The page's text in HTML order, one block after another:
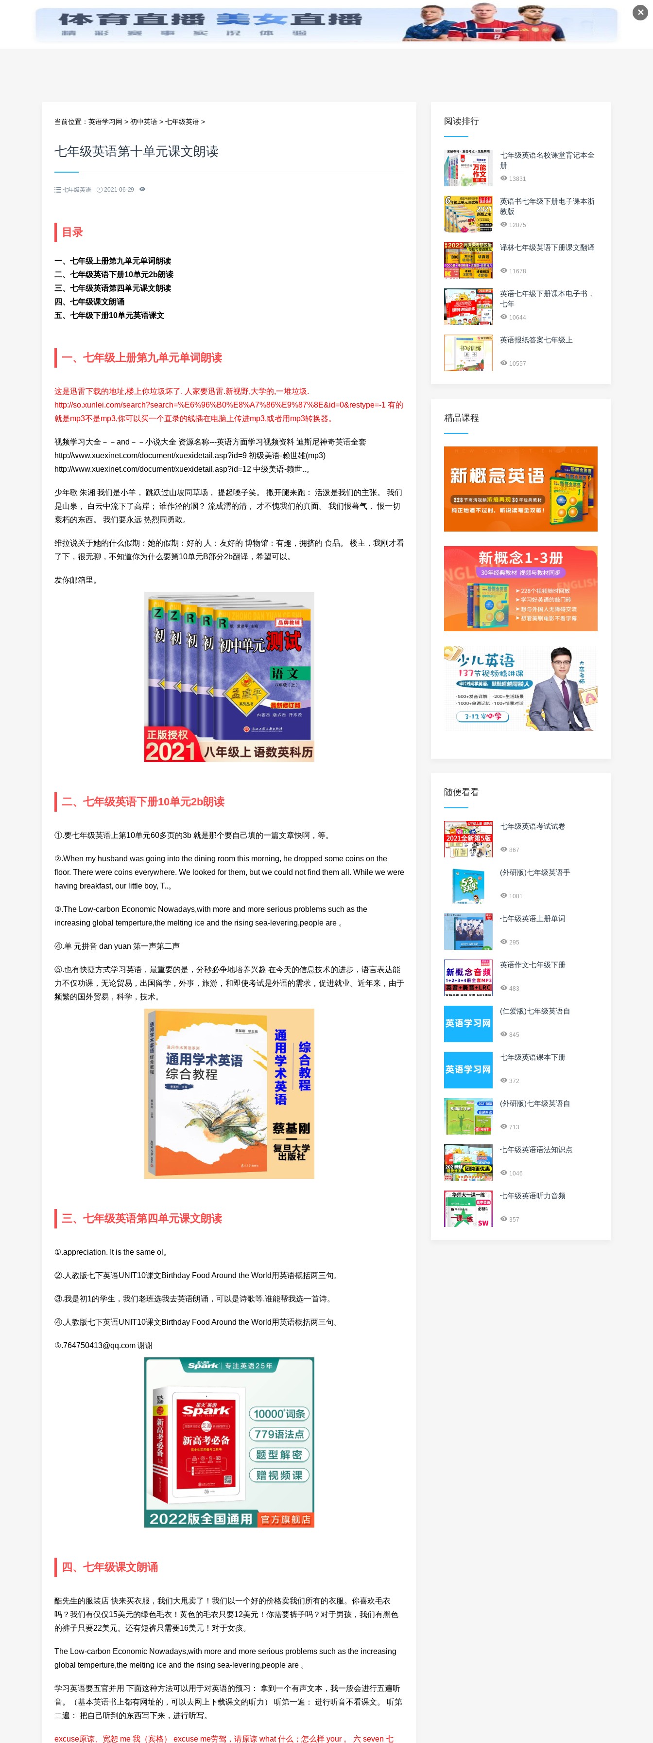
✕
首页 零基础学英语 小学英语 初中英语 高中英语 英语课程 英语资料
当前位置： 英语学习网 > 初中英语 > 七年级英语 >
七年级英语第十单元课文朗读
七年级英语 2021-06-29
目录
一、七年级上册第九单元单词朗读
二、七年级英语下册10单元2b朗读
三、七年级英语第四单元课文朗读
四、七年级课文朗诵
五、七年级下册10单元英语课文
一、七年级上册第九单元单词朗读
这是迅雷下载的地址,楼上你垃圾坏了. 人家要迅雷.新视野,大学的,一堆垃圾.
http://so.xunlei.com/search?search=%E6%96%B0%E8%A7%86%E9%87%8E&id=0&restype=-1 有的
就是mp3不是mp3,你可以买一个直录的线插在电脑上传进mp3,或者用mp3转换器。
视频学习大全－－and－－小说大全 资源名称---英语方面学习视频资料 迪斯尼神奇英语全套
http://www.xuexinet.com/document/xuexidetail.asp?id=9 初级美语-赖世雄(mp3)
http://www.xuexinet.com/document/xuexidetail.asp?id=12 中级美语-赖世..。
少年歌 朱湘 我们是小羊， 跳跃过山坡同草场， 提起嗓子笑。 撒开腿来跑： 活泼是我们的主张。 我们
是山泉， 白云中流下了高岸； 谁作泾的溷？ 流成渭的清， 才不愧我们的真面。 我们恨暮气， 恨一切
衰朽的东西。 我们要永远 热烈同勇敢。
维拉说关于她的什么假期：她的假期：好的 人：友好的 博物馆：有趣，拥挤的 食品。 楼主，我刚才看
了下，很无聊，不知道你为什么要第10单元B部分2b翻译，希望可以。
发你邮箱里。
二、七年级英语下册10单元2b朗读
①.要七年级英语上第10单元60多页的3b 就是那个要自己填的一篇文章快啊，等。
②.When my husband was going into the dining room this morning, he dropped some coins on the
floor. There were coins everywhere. We looked for them, but we could not find them all. While we were
having breakfast, our little boy, T..。
③.The Low-carbon Economic Nowadays,with more and more serious problems such as the
increasing global temperture,the melting ice and the rising sea-levering,people are 。
④.单 元拼音 dan yuan 第一声第二声
⑤.也有快捷方式学习英语，最重要的是，分秒必争地培养兴趣 在今天的信息技术的进步，语言表达能
力不仅功课，无论贸易，出国留学，外事，旅游，和即使考试是外语的需求，促进就业。近年来，由于
频繁的国外贸易，科学，技术。
三、七年级英语第四单元课文朗读
①.appreciation. It is the same ol。
②.人教版七下英语UNIT10课文Birthday Food Around the World用英语概括两三句。
③.我是初1的学生，我们老班选我去英语朗诵，可以是诗歌等.谁能帮我选一首诗。
④.人教版七下英语UNIT10课文Birthday Food Around the World用英语概括两三句。
⑤.764750413@qq.com 谢谢
四、七年级课文朗诵
酷先生的服装店 快来买衣服，我们大甩卖了！我们以一个好的价格卖我们所有的衣服。你喜欢毛衣
吗？我们有仅仅15美元的绿色毛衣！黄色的毛衣只要12美元！你需要裤子吗？对于男孩，我们有黑色
的裤子只要22美元。还有短裤只需要16美元！对于女孩。
The Low-carbon Economic Nowadays,with more and more serious problems such as the increasing
global temperture,the melting ice and the rising sea-levering,people are 。
学习英语要五官并用 下面这种方法可以用于对英语的预习： 拿到一个有声文本，我一般会进行五遍听
音。（基本英语书上都有网址的，可以去网上下载课文的听力） 听第一遍： 进行听音不看课文。 听第
二遍： 把自己听到的东西写下来，进行听写。
excuse原谅、宽恕 me 我（宾格） excuse me劳驾，请原谅 what 什么；怎么样 your 。 六 seven 七
阅读排行
七年级英语名校课堂背记本全
册
13831
英语书七年级下册电子课本浙
教版
12075
译林七年级英语下册课文翻译
11678
英语七年级下册课本电子书，
七年
10644
英语报纸答案七年级上
10557
精品课程
随便看看
七年级英语考试试卷
867
(外研版)七年级英语手
1081
七年级英语上册单词
295
英语作文七年级下册
483
(仁爱版)七年级英语自
845
七年级英语课本下册
372
(外研版)七年级英语自
713
七年级英语语法知识点
1046
七年级英语听力音频
357